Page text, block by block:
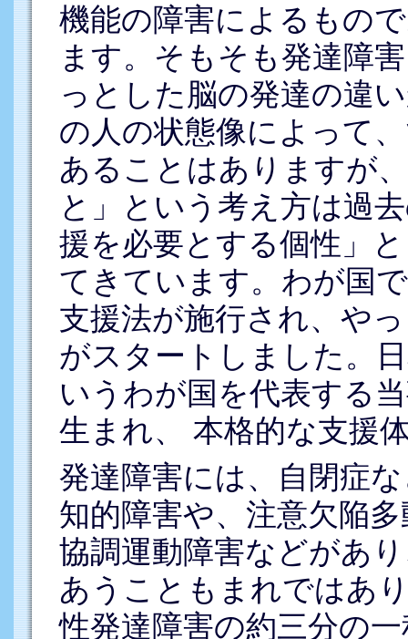
機能の障害によるもの
ます。そもそも発達障
っとした脳の発達の違
の人の状態像によって
あることはありますが
と」という考え方は過
援を必要とする個性」
てきています。わが国
支援法が施行され、や
がスタートしました。
いうわが国を代表する
生まれ、 本格的な支援
発達障害には、自閉症
知的障害や、注意欠陥
協調運動障害などがあ
あうこともまれではあ
性発達障害の約三分の